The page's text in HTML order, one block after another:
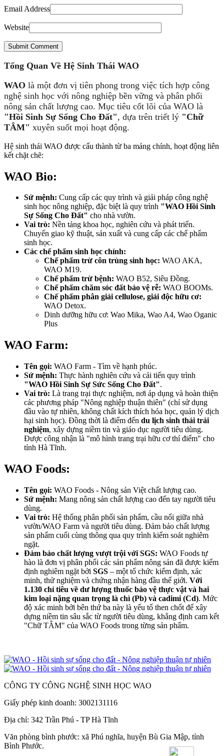
Email Address
Website
Submit Comment
Tổng Quan Về Hệ Sinh Thái WAO
WAO là một đơn vị tiên phong trong việc tích hợp công
nghệ sinh học với nông nghiệp bền vững và phân phối
nông sản chất lượng cao. Mục tiêu cốt lõi của WAO là
"Hồi Sinh Sự Sống Cho Đất", dựa trên triết lý "Chữ
TÂM" xuyên suốt mọi hoạt động.
Hệ sinh thái WAO được cấu thành từ ba mảng chính, hoạt động liên
kết chặt chẽ:
WAO Bio:
Sứ mệnh: Cung cấp các quy trình và giải pháp công nghệ
sinh học nông nghiệp, đặc biệt là quy trình "WAO Hồi Sinh
Sự Sống Cho Đất" cho nhà vườn.
Vai trò: Nền tảng khoa học, nghiên cứu và phát triển.
Chuyển giao kỹ thuật, sản xuất và cung cấp các chế phẩm
sinh học.
Các chế phẩm sinh học chính:
Chế phẩm trừ côn trùng sinh học: WAO AKA,
WAO M19.
Chế phẩm trừ bệnh: WAO B52, Siêu Đồng.
Chế phẩm chăm sóc đất bảo vệ rễ: WAO BOOMs.
Chế phẩm phân giải cellulose, giải độc hữu cơ:
WAO Detox.
Dinh dưỡng hữu cơ: Wao Mika, Wao A4, Wao Oganic
Plus
WAO Farm:
Tên gọi: WAO Farm - Tìm về hạnh phúc.
Sứ mệnh: Thực hành nghiên cứu và cải tiến quy trình
"WAO Hồi Sinh Sự Sức Sống Cho Đất".
Vai trò: Là trang trại thực nghiệm, nơi áp dụng và hoàn thiện
các phương pháp "Nông nghiệp thuận thiên" (chỉ sử dụng
đầu vào tự nhiên, không chất kích thích hóa học, quản lý dịch
hại sinh học). Đồng thời là điểm đến du lịch sinh thái trải
nghiệm, xây dựng niềm tin và giáo dục người tiêu dùng.
Được công nhận là "mô hình trang trại hữu cơ thí điểm" cho
tỉnh Hà Tĩnh.
WAO Foods:
Tên gọi: WAO Foods - Nông sản Việt chất lượng cao.
Sứ mệnh: Mang nông sản chất lượng cao đến tay người tiêu
dùng.
Vai trò: Hệ thống phân phối sản phẩm, cầu nối giữa nhà
vườn/WAO Farm và người tiêu dùng. Đảm bảo chất lượng
sản phẩm cuối cùng thông qua quy trình kiểm soát nghiêm
ngặt.
Đảm bảo chất lượng vượt trội với SGS: WAO Foods tự
hào là đơn vị phân phối các sản phẩm nông sản đã được kiểm
định nghiêm ngặt bởi SGS – một tổ chức kiểm định, xác
minh, thử nghiệm và chứng nhận hàng đầu thế giới. Với
1.130 chỉ tiêu về dư lượng thuốc bảo vệ thực vật và hai
kim loại nặng quan trọng là chì (Pb) và cadimi (Cd). Mức
độ xác minh bởi bên thứ ba này là yếu tố then chốt để xây
dựng niềm tin sâu sắc từ người tiêu dùng, khẳng định cam kết
"Chữ TÂM" của WAO Foods trong từng sản phẩm.
CÔNG TY CÔNG NGHỆ SINH HỌC WAO
Giấy phép kinh doanh: 3002131116
Địa chỉ: 342 Trần Phú - TP Hà Tĩnh
Văn phòng bình phước: xã Phú nghĩa, huyện Bù Gia Mập, tỉnh
Bình Phước.